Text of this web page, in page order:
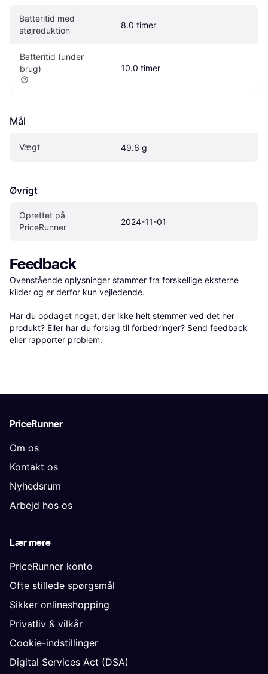
Batteritid med
støjreduktion
8.0 timer
Batteritid (under
brug)
10.0 timer
Mål
Vægt 49.6 g
Øvrigt
Oprettet på
PriceRunner
2024-11-01
Feedback
Ovenstående oplysninger stammer fra forskellige eksterne
kilder og er derfor kun vejledende.
Har du opdaget noget, der ikke helt stemmer ved det her
produkt? Eller har du forslag til forbedringer? Send feedback
eller rapporter problem.
PriceRunner
Om os
Kontakt os
Nyhedsrum
Arbejd hos os
Lær mere
PriceRunner konto
Ofte stillede spørgsmål
Sikker onlineshopping
Privatliv & vilkår
Cookie-indstillinger
Digital Services Act (DSA)